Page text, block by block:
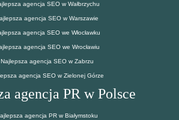
agencja SEO w Wałbrzychu
agencja SEO w Warszawie
agencja SEO we Włocławku
agencja SEO we Wrocławiu
Najlepsza agencja SEO w Zabrzu
agencja SEO w Zielonej Górze
agencja PR w Polsce
agencja PR w Białymstoku